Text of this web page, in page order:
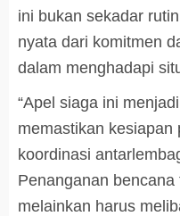
ini bukan sekadar
nyata dari komitmen
dalam menghadapi
“Apel siaga ini
memastikan kesiapan
koordinasi
Penanganan
melainkan harus